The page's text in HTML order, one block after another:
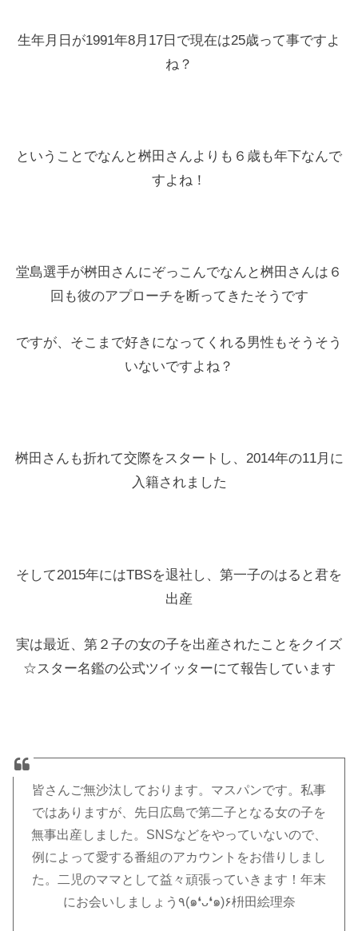
生年月日が1991年8月17日で現在は25歳って事ですよ
ね？
ということでなんと桝田さんよりも６歳も年下なんで
すよね！
堂島選手が桝田さんにぞっこんでなんと桝田さんは６
回も彼のアプローチを断ってきたそうです
ですが、そこまで好きになってくれる男性もそうそう
いないですよね？
桝田さんも折れて交際をスタートし、2014年の11月に
入籍されました
そして2015年にはTBSを退社し、第一子のはると君を
出産
実は最近、第２子の女の子を出産されたことをクイズ
☆スター名鑑の公式ツイッターにて報告しています
皆さんご無沙汰しております。マスパンです。私事
ではありますが、先日広島で第二子となる女の子を
無事出産しました。SNSなどをやっていないので、
例によって愛する番組のアカウントをお借りしまし
た。二児のママとして益々頑張っていきます！年末
にお会いしましょう٩(๑❛ᴗ❛๑)۶枡田絵理奈